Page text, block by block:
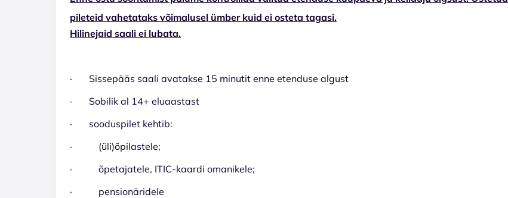
pileteid vahetataks võimalusel ümber kuid ei osteta tagasi.
Hilinejaid saali ei lubata.
· Sissepääs saali avatakse 15 minutit enne etenduse algust
· Sobilik al 14+ eluaastast
· sooduspilet kehtib:
· (üli)õpilastele;
· õpetajatele, ITIC-kaardi omanikele;
· pensionäridele